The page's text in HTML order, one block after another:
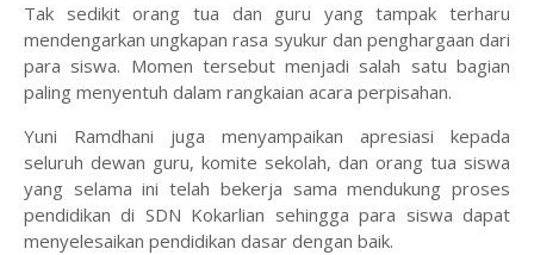
‎Tak sedikit orang tua dan guru yang tampak terharu
mendengarkan ungkapan rasa syukur dan penghargaan dari
para siswa. Momen tersebut menjadi salah satu bagian
paling menyentuh dalam rangkaian acara perpisahan.
‎Yuni Ramdhani juga menyampaikan apresiasi kepada
seluruh dewan guru, komite sekolah, dan orang tua siswa
yang selama ini telah bekerja sama mendukung proses
pendidikan di SDN Kokarlian sehingga para siswa dapat
menyelesaikan pendidikan dasar dengan baik.